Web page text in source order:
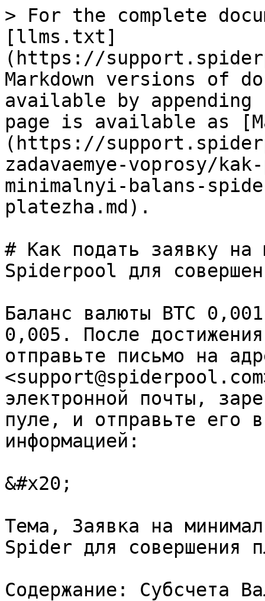
> For the complete
[llms.txt]
(https://
Markdown versions of
available by
page is available as
(https://
zadavaemye-voprosy/
minimalnyi-balans-
platezha.md).
# Как подать заявку на
Spiderpool для
Баланс валюты BTC
0,005. После
отправьте письмо на
электронной почты,
пуле, и отправьте его
информацией:
&#x20;
Тема, Заявка на
Spider для совершения
Содержание: Субсчета